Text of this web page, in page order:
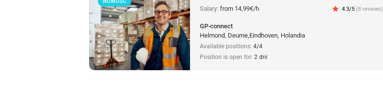
Salary: from 14,99€/h star 4.3/5 (8 reviews)
GP-connect
Helmond, Deurne,Eindhoven, Holandia
Available positions: 4/4
Position is open for: 2 dni